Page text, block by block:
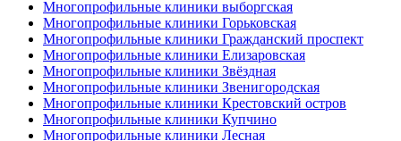
Многопрофильные клиники выборгская
Многопрофильные клиники Горьковская
Многопрофильные клиники Гражданский проспект
Многопрофильные клиники Елизаровская
Многопрофильные клиники Звёздная
Многопрофильные клиники Звенигородская
Многопрофильные клиники Крестовский остров
Многопрофильные клиники Купчино
Многопрофильные клиники Лесная